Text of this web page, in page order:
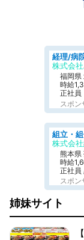
株式会
福岡県
時給
正社員
スポン
株式会
熊本県
時給
正社員
スポン
姉妹サイト